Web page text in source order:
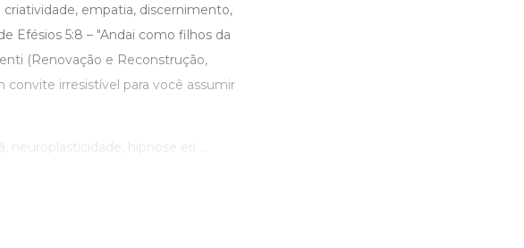
empatia, discernimento,
Efésios 5:8 – "Andai como filhos da
(Renovação e Reconstrução,
convite irresistível para você assumir
hipnose eri ...